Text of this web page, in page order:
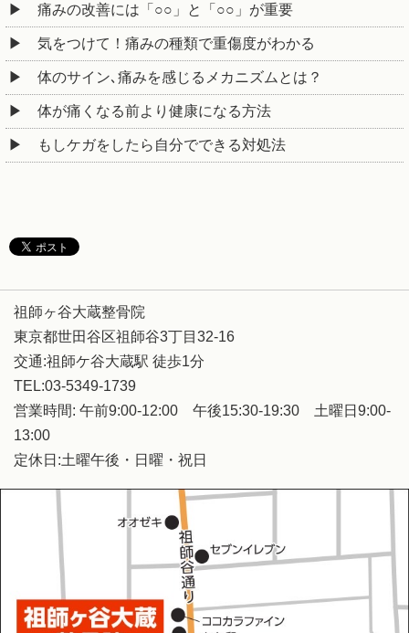
痛みの改善には「○○」と「○○」が重要
気をつけて！痛みの種類で重傷度がわかる
体のサイン､痛みを感じるメカニズムとは？
体が痛くなる前より健康になる方法
もしケガをしたら自分でできる対処法
祖師ヶ谷大蔵整骨院
東京都世田谷区祖師谷3丁目32-16
交通:祖師ケ谷大蔵駅 徒歩1分
TEL:03-5349-1739
営業時間: 午前9:00-12:00 午後15:30-19:30 土曜日9:00-
13:00
定休日:土曜午後・日曜・祝日